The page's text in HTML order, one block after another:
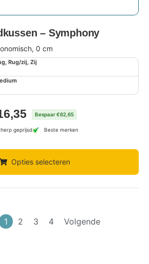
– Symphony
0 cm
Rug/zij, Zij
Bespaar €62,65
geprijsd Beste merken
Opties selecteren
1 2 3 4 Volgende